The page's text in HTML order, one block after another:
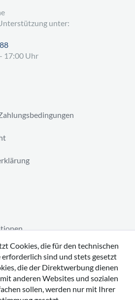
unter:
17:00 Uhr
Cookies, die für den technischen
sind und stets gesetzt
die der Direktwerbung dienen
anderen Websites und sozialen
sollen, werden nur mit Ihrer